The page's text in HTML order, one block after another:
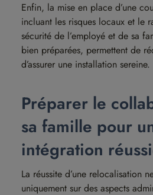
Enfin, la mise en place d’une
incluant les risques locaux et le
sécurité de l’employé et de sa
bien préparées, permettent de
d’assurer une installation sereine.
Préparer le
sa famille pour
intégration
La réussite d’une relocalisation
uniquement sur des aspects